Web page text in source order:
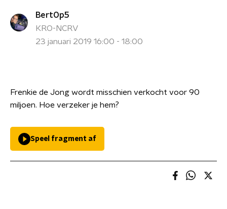
BertOp5
KRO-NCRV
23 januari 2019 16:00 - 18:00
Frenkie de Jong wordt misschien verkocht voor 90
miljoen. Hoe verzeker je hem?
Speel fragment af